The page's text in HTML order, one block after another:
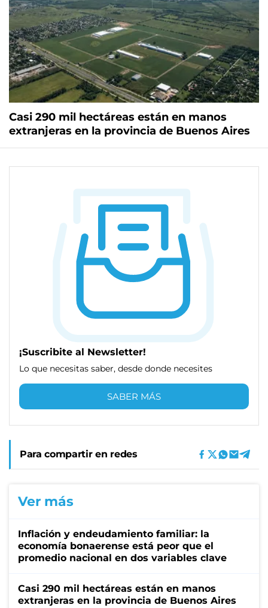
Casi 290 mil hectáreas están en manos
extranjeras en la provincia de Buenos Aires
¡Suscribite al Newsletter!
Lo que necesitas saber, desde donde necesites
SABER MÁS
Para compartir en redes
Ver más
Inflación y endeudamiento familiar: la
economía bonaerense está peor que el
promedio nacional en dos variables clave
Casi 290 mil hectáreas están en manos
extranjeras en la provincia de Buenos Aires